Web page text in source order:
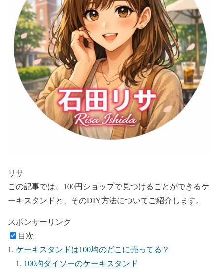
リサ
この記事では、100円ショップで見つけることができるケ
ーキスタンドと、そのDIY方法についてご紹介します。
スポンサーリンク
目次
ケーキスタンドは100均のどこに売ってる？
100均ダイソーのケーキスタンド